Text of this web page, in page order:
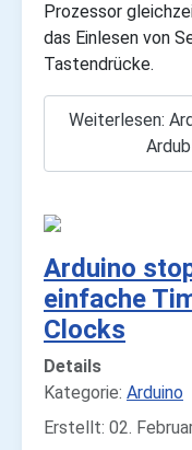
Prozessor
das Einlesen von
Tastendrücke.
Weiterlesen:
Arduino
einfache
Clocks
Details
Kategorie: Arduino
Erstellt: 02.